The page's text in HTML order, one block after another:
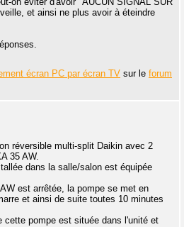
et ainsi ne plus avoir à éteindre
écran PC par écran TV sur le forum
réversible multi-split Daikin avec 2
35 AW.
dans la salle/salon est équipée
est arrêtée, la pompe se met en
et ainsi de suite toutes 10 minutes
cette pompe est située dans l'unité et